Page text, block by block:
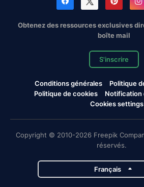
Obtenez des ressources exclusives
boîte mail
S'inscrire
Conditions générales
Politique
Politique de cookies
Notification
Cookies settings
Copyright © 2010-2026 Freepik
réservés.
Français